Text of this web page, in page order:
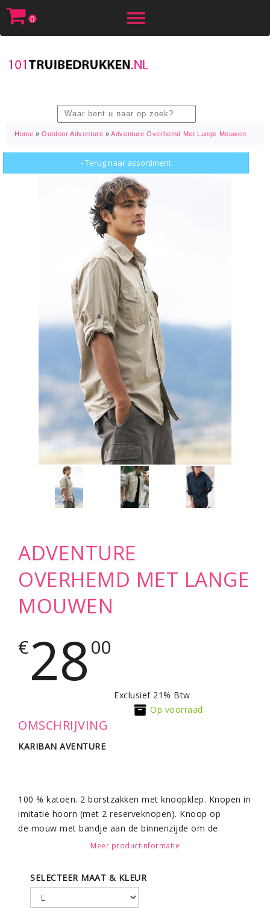
Toggle
0
Home »Outdoor Adventure »Adventure Overhemd Met Lange Mouwen
‹ Terug naar assortiment
ADVENTURE
OVERHEMD MET LANGE
MOUWEN
€2800
Exclusief 21% Btw
Op voorraad
OMSCHRIJVING
KARIBAN AVENTURE
100 % katoen. 2 borstzakken met knoopklep. Knopen in
imitatie hoorn (met 2 reserveknopen). Knoop op
de mouw met bandje aan de binnenzijde om de
mouwen op te stropen. Geen button down.
Leverbaar in maten M - L - Xl - XXL en in 2 kleuren
Meer productinformatie
SELECTEER MAAT & KLEUR